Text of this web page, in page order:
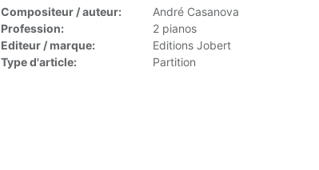
Compositeur / auteur:
André Casanova
Profession:
2 pianos
Editeur / marque:
Editions Jobert
Type d'article:
Partition